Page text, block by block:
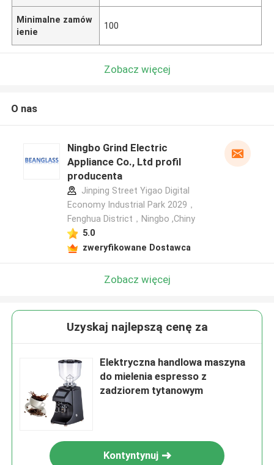
Minimalne zamów
ienie
100
Zobacz więcej
O nas
Ningbo Grind Electric
Appliance Co., Ltd profil
producenta
Jinping Street Yigao Digital
Economy Industrial Park 2029，
Fenghua District，Ningbo ,Chiny
5.0
zweryfikowane Dostawca
Zobacz więcej
Uzyskaj najlepszą cenę za
Elektryczna handlowa maszyna
do mielenia espresso z
zadziorem tytanowym
Kontyntynuj